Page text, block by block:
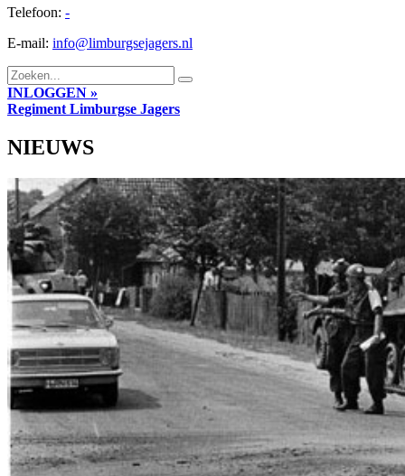
Telefoon: -
E-mail: info@limburgsejagers.nl
INLOGGEN »
Regiment Limburgse Jagers
NIEUWS